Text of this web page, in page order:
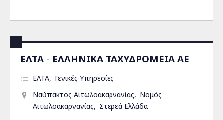
ΕΛΤΑ - ΕΛΛΗΝΙΚΑ ΤΑΧΥΔΡΟΜΕΙΑ ΑΕ
ΕΛΤΑ
Γενικές Υπηρεσίες
Ναύπακτος Αιτωλοακαρνανίας
Νομός
Αιτωλοακαρνανίας
Στερεά Ελλάδα